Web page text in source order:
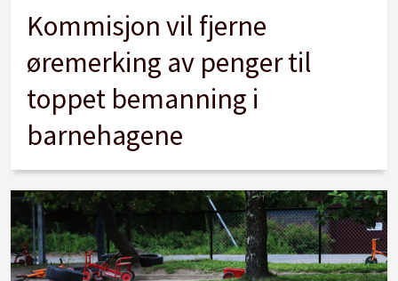
Kommisjon vil fjerne
øremerking av penger til
toppet bemanning i
barnehagene